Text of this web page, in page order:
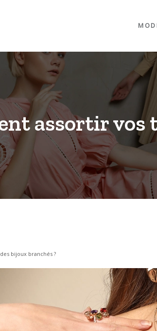
assortir vos
bijoux branchés ?